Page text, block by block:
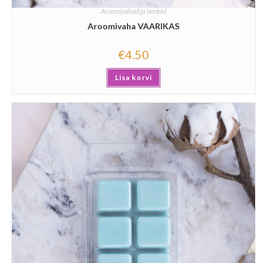
Aroomivahad ja lambid
Aroomivaha VAARIKAS
€4.50
Lisa korvi